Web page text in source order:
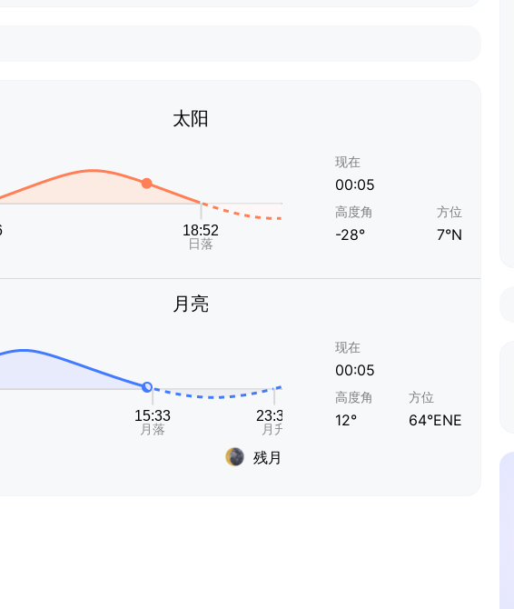
太阳
现在
00:05
高度角
-28°
方位
7°N
月亮
残月
现在
00:05
高度角
12°
方位
64°ENE